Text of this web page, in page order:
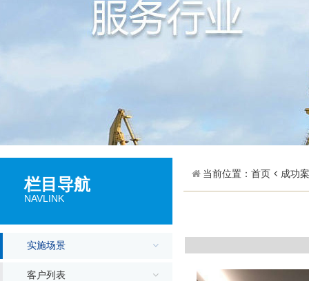
栏目导航
NAVLINK
实施场景
客户列表
当前位置： 首页 成功